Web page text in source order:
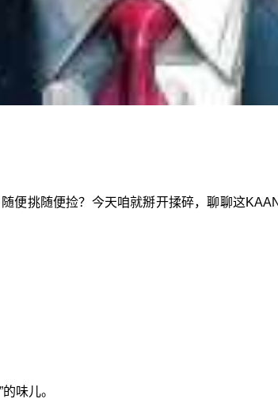
便挑随便捡？今天咱就掰开揉碎，聊聊这
味儿。